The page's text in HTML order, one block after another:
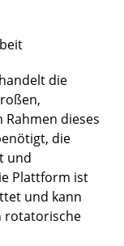
die
dieses
die
und
Plattform ist
und kann
rotatorische